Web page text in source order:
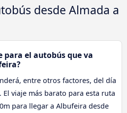
desde Almada a
para el autobús que va
entre otros factores, del día
viaje más barato para esta ruta
para llegar a Albufeira desde